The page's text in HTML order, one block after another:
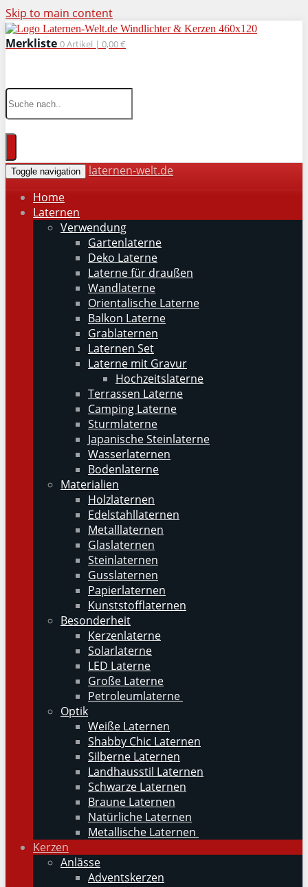
Skip to main content
Merkliste 0Artikel | 0,00 €
Toggle navigation
laternen-welt.de
Home
Laternen
Verwendung
Gartenlaterne
Deko Laterne
Laterne für draußen
Wandlaterne
Orientalische Laterne
Balkon Laterne
Grablaternen
Laternen Set
Laterne mit Gravur
Hochzeitslaterne
Terrassen Laterne
Camping Laterne
Sturmlaterne
Japanische Steinlaterne
Wasserlaternen
Bodenlaterne
Materialien
Holzlaternen
Edelstahllaternen
Metalllaternen
Glaslaternen
Steinlaternen
Gusslaternen
Papierlaternen
Kunststofflaternen
Besonderheit
Kerzenlaterne
Solarlaterne
LED Laterne
Große Laterne
Petroleumlaterne
Optik
Weiße Laternen
Shabby Chic Laternen
Silberne Laternen
Landhausstil Laternen
Schwarze Laternen
Braune Laternen
Natürliche Laternen
Metallische Laternen
Kerzen
Anlässe
Adventskerzen